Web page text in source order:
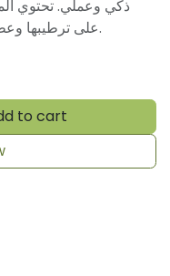
ذكي وعملي. تحتوي
على ترطيبها وعطرها بإحكام بفضل غطاء مفتوح ومغلق.
to cart